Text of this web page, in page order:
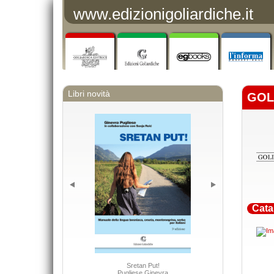
www.edizionigoliardiche.it
Libri novità
Sretan Put!